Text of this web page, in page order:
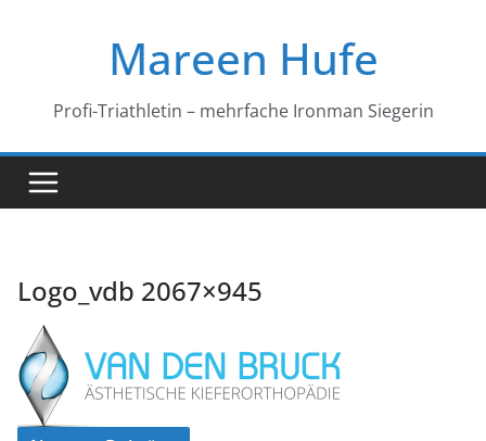
Mareen Hufe
Profi-Triathletin – mehrfache Ironman Siegerin
Logo_vdb 2067×945